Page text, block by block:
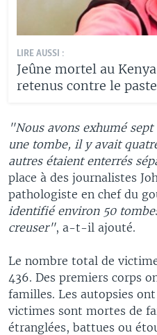
LIRE AUSSI :
Jeûne mortel au
retenus contre le
"Nous avons exhumé
une tombe, il y avait
autres étaient enterrés
place à des journalistes
pathologiste en chef du
identifié environ 50
creuser", a-t-il ajouté.
Le nombre total de
436. Des premiers corps
familles. Les autopsies
victimes sont mortes de
étranglées, battues ou